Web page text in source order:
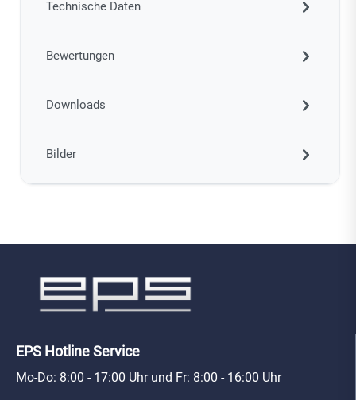
Technische Daten
Bewertungen
Downloads
Bilder
EPS Hotline Service
Mo-Do: 8:00 - 17:00 Uhr und Fr: 8:00 - 16:00 Uhr